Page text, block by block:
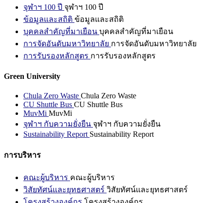
จุฬาฯ 100 ปี จุฬาฯ 100 ปี
ข้อมูลและสถิติ ข้อมูลและสถิติ
บุคคลสำคัญที่มาเยือน บุคคลสำคัญที่มาเยือน
การจัดอันดับมหาวิทยาลัย การจัดอันดับมหาวิทยาลัย
การรับรองหลักสูตร การรับรองหลักสูตร
Green University
Chula Zero Waste Chula Zero Waste
CU Shuttle Bus CU Shuttle Bus
MuvMi MuvMi
จุฬาฯ กับความยั่งยืน จุฬาฯ กับความยั่งยืน
Sustainability Report Sustainability Report
การบริหาร
คณะผู้บริหาร คณะผู้บริหาร
วิสัยทัศน์และยุทธศาสตร์ วิสัยทัศน์และยุทธศาสตร์